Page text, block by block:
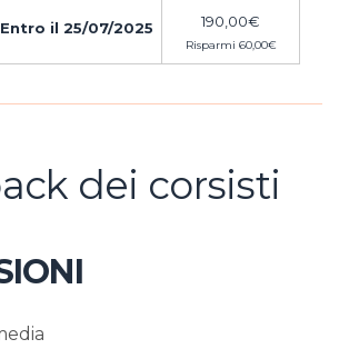
il 25/07/2025 190,00€
Risparmi 60,00€
dei corsisti